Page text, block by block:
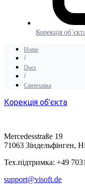
Корекція
Home
Docs
Сантехніка
Корекція об’єкта
Mercedesstraße 19
71063 Зіндельфінген,
Тех.підтримка: +49
support@visoft.de